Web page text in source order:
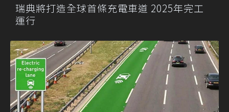
瑞典將打造全球首條充電車道 2025年完工
運行